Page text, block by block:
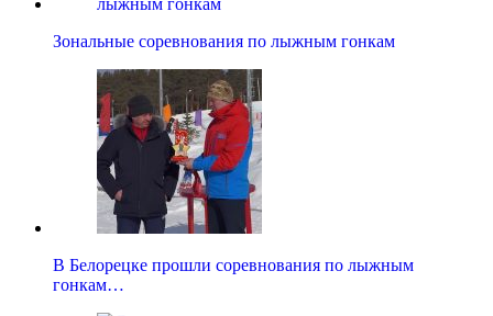
Зональные соревнования по лыжным гонкам
В Белорецке прошли соревнования по лыжным
гонкам…